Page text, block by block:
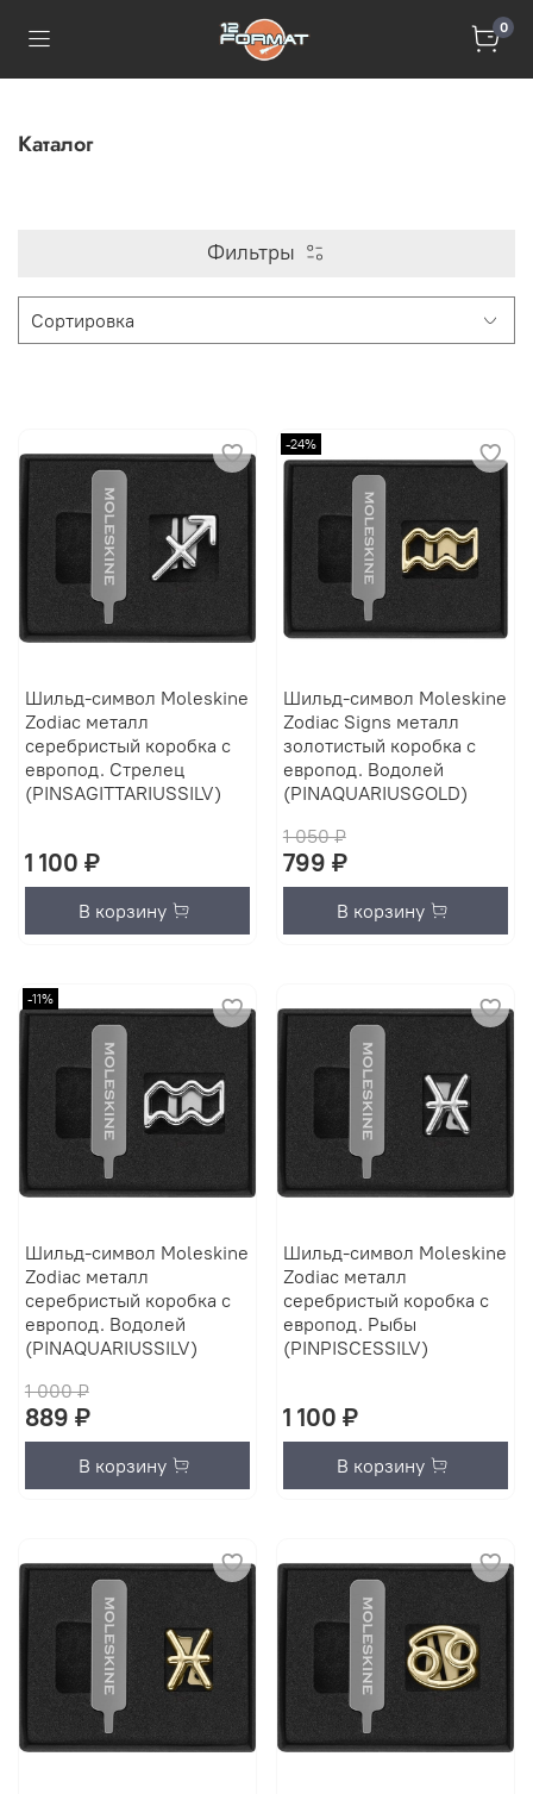
0
Каталог
Фильтры
Шильд-символ Moleskine
Zodiac металл
серебристый коробка с
европод. Стрелец
(PINSAGITTARIUSSILV)
1 100 ₽
В корзину
-24%
Шильд-символ Moleskine
Zodiac Signs металл
золотистый коробка с
европод. Водолей
(PINAQUARIUSGOLD)
1 050 ₽
799 ₽
В корзину
-11%
Шильд-символ Moleskine
Zodiac металл
серебристый коробка с
европод. Водолей
(PINAQUARIUSSILV)
1 000 ₽
889 ₽
В корзину
Шильд-символ Moleskine
Zodiac металл
серебристый коробка с
европод. Рыбы
(PINPISCESSILV)
1 100 ₽
В корзину